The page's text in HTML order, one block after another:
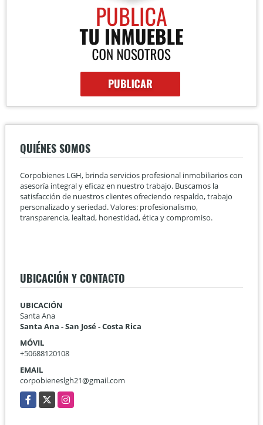
QUIÉNES SOMOS
Corpobienes LGH, brinda servicios profesional inmobiliarios con
asesoría integral y eficaz en nuestro trabajo. Buscamos la
satisfacción de nuestros clientes ofreciendo respaldo, trabajo
personalizado y seriedad. Valores: profesionalismo,
transparencia, lealtad, honestidad, ética y compromiso.
UBICACIÓN Y CONTACTO
UBICACIÓN
Santa Ana
Santa Ana - San José - Costa Rica
MÓVIL
+50688120108
EMAIL
corpobieneslgh21@gmail.com
Facebook
X Instagram